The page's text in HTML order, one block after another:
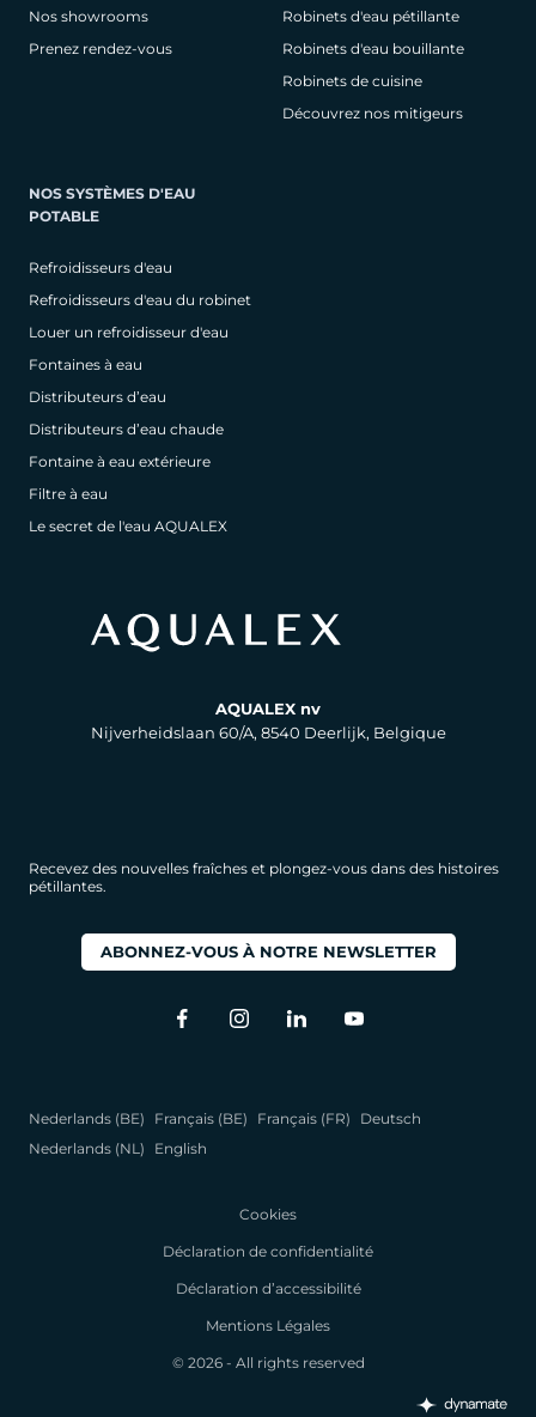
Nos showrooms
Prenez rendez-vous
Robinets d'eau pétillante
Robinets d'eau bouillante
Robinets de cuisine
Découvrez nos mitigeurs
NOS SYSTÈMES D'EAU
POTABLE
Refroidisseurs d'eau
Refroidisseurs d'eau du robinet
Louer un refroidisseur d'eau
Fontaines à eau
Distributeurs d’eau
Distributeurs d’eau chaude
Fontaine à eau extérieure
Filtre à eau
Le secret de l'eau AQUALEX
AQUALEX nv
Nijverheidslaan 60/A, 8540 Deerlijk, Belgique
Recevez des nouvelles fraîches et plongez-vous dans des histoires
pétillantes.
ABONNEZ-VOUS À NOTRE NEWSLETTER
Nederlands (BE) Français (BE) Français (FR)
Deutsch
Nederlands (NL)
English
Cookies
Déclaration de confidentialité
Déclaration d’accessibilité
Mentions Légales
© 2026 - All rights reserved